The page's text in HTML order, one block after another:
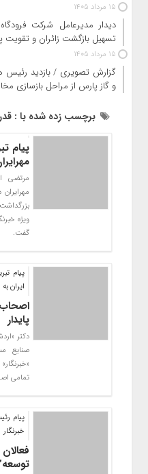
15 مرداد 1405
دیدار مدیرعامل شرکت
تسهیل بازگشت زائران و تقویت
15 مرداد 1405
گزارش تصویری / بازدید رئیس
و گاز پارس از مراحل بازسازی مخازن فاز ۱۴ آسیب دیده
برچسب زده شده با :
پیام
مرتضی
ويژه
گفت.
پیام
ایران
پایدار
دکتر
صنایع
تمامی
پیام
خبرنگار